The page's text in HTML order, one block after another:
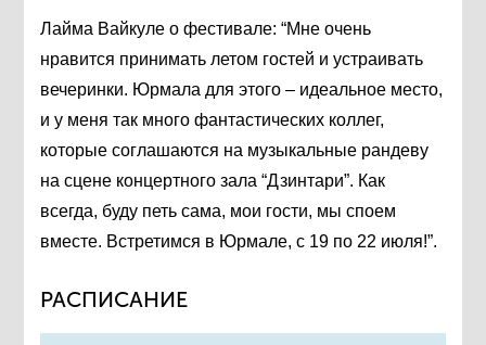
Лайма Вайкуле о фестивале: “Мне очень
нравится принимать летом гостей и устраивать
вечеринки. Юрмала для этого – идеальное место,
и у меня так много фантастических коллег,
которые соглашаются на музыкальные рандеву
на сцене концертного зала “Дзинтари”. Как
всегда, буду петь сама, мои гости, мы споем
вместе. Встретимся в Юрмале, с 19 по 22 июля!”.
РАСПИСАНИЕ